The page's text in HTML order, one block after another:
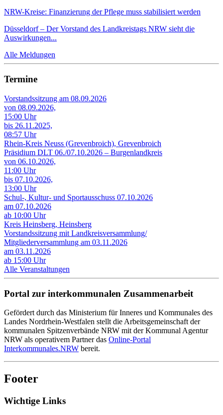
NRW-Kreise: Finanzierung der Pflege muss stabilisiert werden
Düsseldorf – Der Vorstand des Landkreistags NRW sieht die
Auswirkungen...
Alle Meldungen
Termine
Vorstandssitzung am 08.09.2026
von 08.09.2026,
15:00 Uhr
bis 26.11.2025,
08:57 Uhr
Rhein-Kreis Neuss (Grevenbroich), Grevenbroich
Präsidium DLT 06./07.10.2026 – Burgenlandkreis
von 06.10.2026,
11:00 Uhr
bis 07.10.2026,
13:00 Uhr
Schul-, Kultur- und Sportausschuss 07.10.2026
am 07.10.2026
ab 10:00 Uhr
Kreis Heinsberg, Heinsberg
Vorstandssitzung mit Landkreisversammlung/
Mitgliederversammlung am 03.11.2026
am 03.11.2026
ab 15:00 Uhr
Alle Veranstaltungen
Portal zur interkommunalen Zusammenarbeit
Gefördert durch das Ministerium für Inneres und Kommunales des
Landes Nordrhein-Westfalen stellt die Arbeitsgemeinschaft der
kommunalen Spitzenverbände NRW mit der Kommunal Agentur
NRW als operativem Partner das Online-Portal
Interkommunales.NRW bereit.
Footer
Wichtige Links